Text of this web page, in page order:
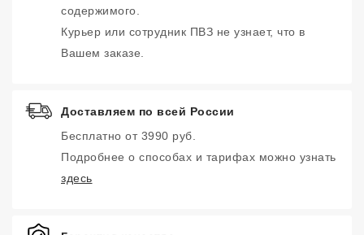
содержимого.
Курьер или сотрудник ПВЗ не узнает, что в
Вашем заказе.
Доставляем по всей России
Бесплатно от 3990 руб.
Подробнее о способах и тарифах можно узнать
здесь